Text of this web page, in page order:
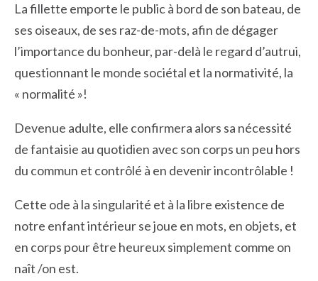
La fillette emporte le public à bord de son bateau, de
ses oiseaux, de ses raz-de-mots, afin de dégager
l’importance du bonheur, par-delà le regard d’autrui,
questionnant le monde sociétal et la normativité, la
« normalité »!
Devenue adulte, elle confirmera alors sa nécessité
de fantaisie au quotidien avec son corps un peu hors
du commun et contrôlé à en devenir incontrôlable !
Cette ode à la singularité et à la libre existence de
notre enfant intérieur se joue en mots, en objets, et
en corps pour être heureux simplement comme on
naît /on est.